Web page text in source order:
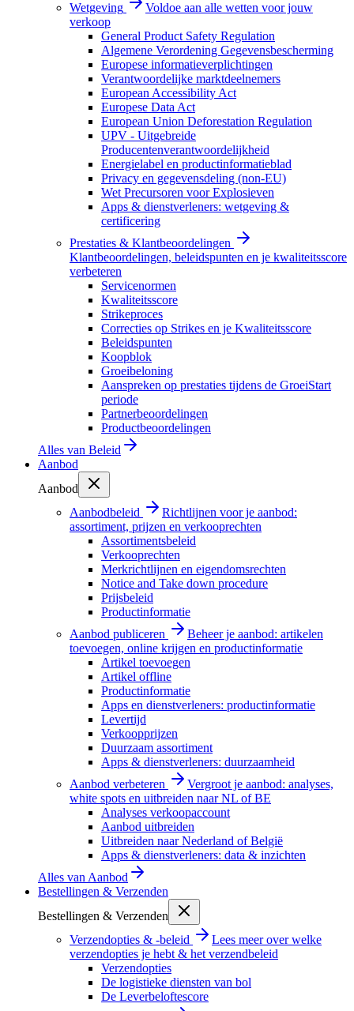
Wetgeving
Voldoe aan alle wetten voor jouw
verkoop
General Product Safety Regulation
Algemene Verordening Gegevensbescherming
Europese informatieverplichtingen
Verantwoordelijke marktdeelnemers
European Accessibility Act
Europese Data Act
European Union Deforestation Regulation
UPV - Uitgebreide
Producentenverantwoordelijkheid
Energielabel en productinformatieblad
Privacy en gegevensdeling (non-EU)
Wet Precursoren voor Explosieven
Apps & dienstverleners: wetgeving &
certificering
Prestaties & Klantbeoordelingen
Klantbeoordelingen, beleidspunten en je kwaliteitsscore
verbeteren
Servicenormen
Kwaliteitsscore
Strikeproces
Correcties op Strikes en je Kwaliteitsscore
Beleidspunten
Koopblok
Groeibeloning
Aanspreken op prestaties tijdens de GroeiStart
periode
Partnerbeoordelingen
Productbeoordelingen
Alles van Beleid
Aanbod
Aanbod
Aanbodbeleid
Richtlijnen voor je aanbod:
assortiment, prijzen en verkooprechten
Assortimentsbeleid
Verkooprechten
Merkrichtlijnen en eigendomsrechten
Notice and Take down procedure
Prijsbeleid
Productinformatie
Aanbod publiceren
Beheer je aanbod: artikelen
toevoegen, online krijgen en productinformatie
Artikel toevoegen
Artikel offline
Productinformatie
Apps en dienstverleners: productinformatie
Levertijd
Verkoopprijzen
Duurzaam assortiment
Apps & dienstverleners: duurzaamheid
Aanbod verbeteren
Vergroot je aanbod: analyses,
white spots en uitbreiden naar NL of BE
Analyses verkoopaccount
Aanbod uitbreiden
Uitbreiden naar Nederland of België
Apps & dienstverleners: data & inzichten
Alles van Aanbod
Bestellingen & Verzenden
Bestellingen & Verzenden
Verzendopties & -beleid
Lees meer over welke
verzendopties je hebt & het verzendbeleid
Verzendopties
De logistieke diensten van bol
De Leverbeloftescore